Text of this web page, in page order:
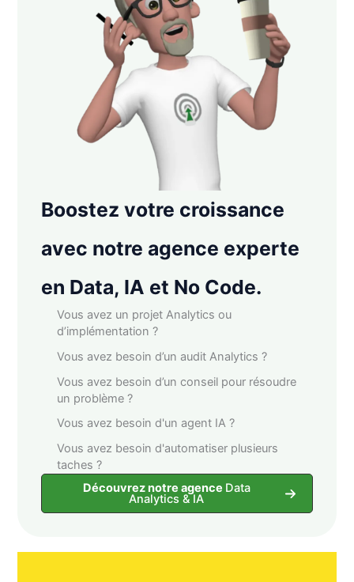
Boostez votre croissance
avec notre agence experte
en Data, IA et No Code.
Vous avez un projet Analytics ou
d’implémentation ?
Vous avez besoin d’un audit Analytics ?
Vous avez besoin d’un conseil pour résoudre
un problème ?
Vous avez besoin d'un agent IA ?
Vous avez besoin d'automatiser plusieurs
taches ?
Découvrez notre agence Data
Analytics & IA